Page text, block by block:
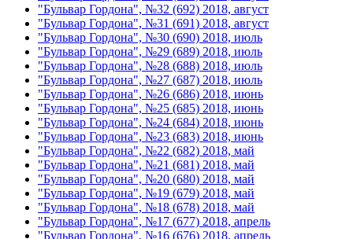
"Бульвар Гордона", №32 (692) 2018, август
"Бульвар Гордона", №31 (691) 2018, август
"Бульвар Гордона", №30 (690) 2018, июль
"Бульвар Гордона", №29 (689) 2018, июль
"Бульвар Гордона", №28 (688) 2018, июль
"Бульвар Гордона", №27 (687) 2018, июль
"Бульвар Гордона", №26 (686) 2018, июнь
"Бульвар Гордона", №25 (685) 2018, июнь
"Бульвар Гордона", №24 (684) 2018, июнь
"Бульвар Гордона", №23 (683) 2018, июнь
"Бульвар Гордона", №22 (682) 2018, май
"Бульвар Гордона", №21 (681) 2018, май
"Бульвар Гордона", №20 (680) 2018, май
"Бульвар Гордона", №19 (679) 2018, май
"Бульвар Гордона", №18 (678) 2018, май
"Бульвар Гордона", №17 (677) 2018, апрель
"Бульвар Гордона", №16 (676) 2018, апрель